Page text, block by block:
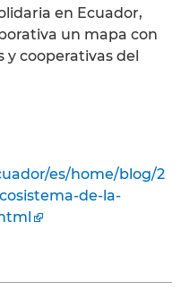
en Ecuador,
un mapa con
cooperativas del
es/home/blog/2
de-la-